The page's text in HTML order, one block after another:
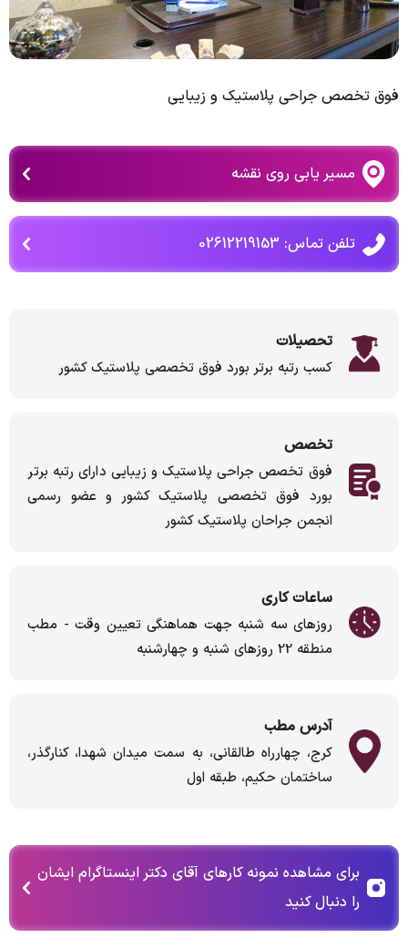
فوق تخصص جراحی پلاستیک و زیبایی
مسیر یابی روی نقشه
تلفن تماس: 02612219153
تحصیلات
کسب رتبه برتر بورد فوق تخصصی پلاستیک کشور
تخصص
فوق تخصص جراحی پلاستیک و زیبایی دارای رتبه برتر
بورد فوق تخصصی پلاستیک کشور و عضو رسمی
انجمن جراحان پلاستیک کشور
ساعات کاری
روزهای سه شنبه جهت هماهنگی تعیین وقت - مطب
منطقه 22 روزهای شنبه و چهارشنبه
آدرس مطب
کرج، چهارراه طالقانی، به سمت میدان شهدا، کنارگذر،
ساختمان حکیم، طبقه اول
برای مشاهده نمونه کارهای آقای دکتر اینستاگرام ایشان
را دنبال کنید